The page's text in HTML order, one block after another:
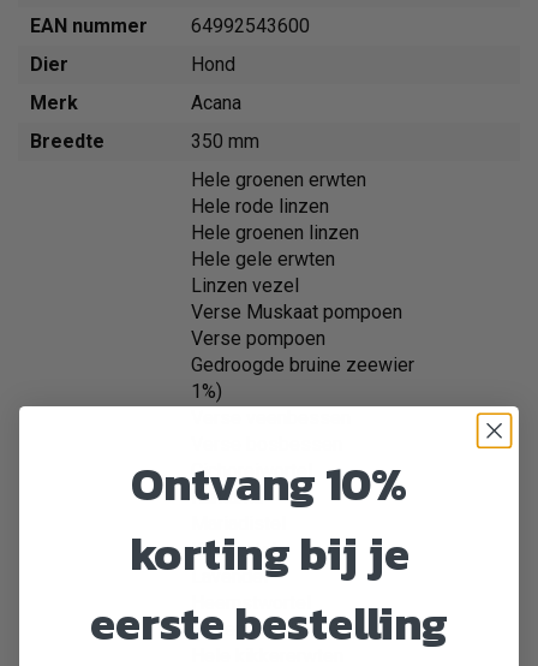
EAN nummer
64992543600
Dier
Hond
Merk
Acana
Breedte
350 mm
Hele groenen erwten
Hele rode linzen
Hele groenen linzen
Hele gele erwten
Linzen vezel
Verse Muskaat pompoen
Verse pompoen
Gedroogde bruine zeewier
1%)
Cichoreiwortel
Kurkuma
Kliswortel
Lavendel
Heemstwortel
Rozenbottels.
Ontvang 10%
korting bij je
eerste bestelling